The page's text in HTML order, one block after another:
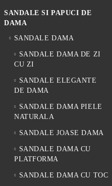
SANDALE SI PAPUCI DE
DAMA
SANDALE DAMA
SANDALE DAMA DE ZI
CU ZI
SANDALE ELEGANTE
DE DAMA
SANDALE DAMA PIELE
NATURALA
SANDALE JOASE DAMA
SANDALE DAMA CU
PLATFORMA
SANDALE DAMA CU TOC